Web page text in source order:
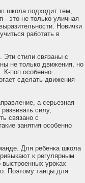
школа подходит тем,
- это не только уличная
Новички
работать в
Эти стили связаны с
не только движения, но
К-поп особенно
сделать движения
а серьезная
силу,
связано с
занятия особенно
Для ребенка школа
к регулярным
уроках
Поэтому танцы для